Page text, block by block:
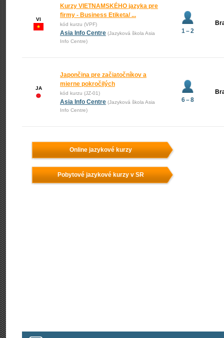
VI
Kurzy VIETNAMSKÉHO jazyka pre
firmy - Business Etiketa/ ...
kód kurzu (VPF)
Asia Info Centre (Jazyková škola Asia
Info Centre)
1 – 2
JA
Japončina pre začiatočníkov a
mierne pokročilých
kód kurzu (JZ-01)
Asia Info Centre (Jazyková škola Asia
Info Centre)
6 – 8
Online jazykové kurzy
Pobytové jazykové kurzy v SR